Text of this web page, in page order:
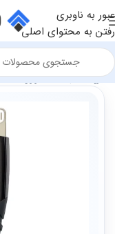
عبور به ناوبری
رفتن به محتوای اصلی
فروشگاه سخت افزار و قطعات